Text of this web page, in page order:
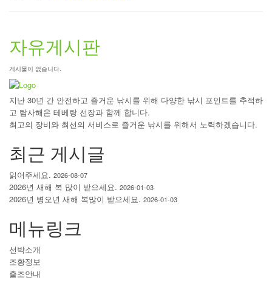
자유게시판
게시물이 없습니다.
지난 30년 간 안전하고 즐거운 낚시를 위해 다양한 낚시 포인트를 추적하
고 탐사해온 테베랑 선장과 함께 합니다.
최고의 장비와 최선의 서비스로 즐거운 낚시를 위해서 노력하겠습니다.
최근 게시글
읽어주세요. 2026-08-07
2026년 새해 복 많이 받으세요. 2026-01-03
2026년 병오년 새해 복많이 받으세요. 2026-01-03
메뉴링크
선박소개
조황정보
출조안내